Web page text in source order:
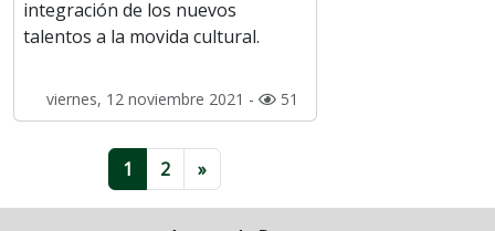
integración de los nuevos
talentos a la movida cultural.
viernes, 12 noviembre 2021 - 51
1 2 »